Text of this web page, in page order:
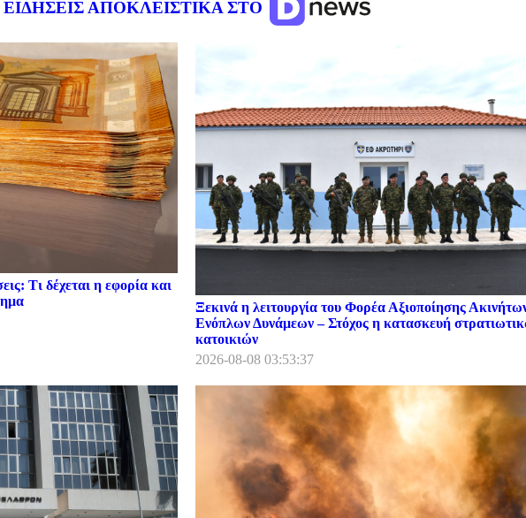
ΕΙΔΗΣΕΙΣ ΑΠΟΚΛΕΙΣΤΙΚΑ ΣΤΟ
Τι δέχεται η εφορία και
Ξεκινά η λειτουργία του Φορέα Αξιοποίησης
Ενόπλων Δυνάμεων – Στόχος η κατασκευή
κατοικιών
2026-08-08 03:53:37